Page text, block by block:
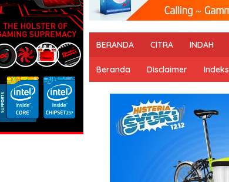
BERANDA CITRA INDAH
Beranda Disclaimer Indeks